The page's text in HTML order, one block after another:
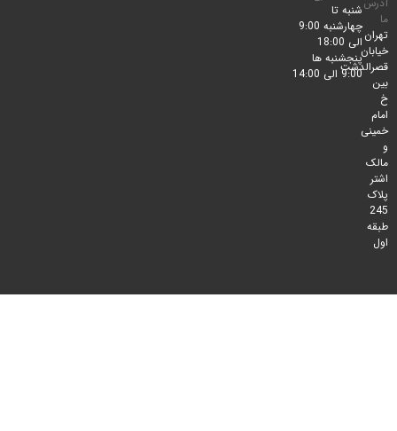
شنبه تا
چهارشنبه 9:00
الی 18:00
پنجشنبه ها
9:00 الی 14:00